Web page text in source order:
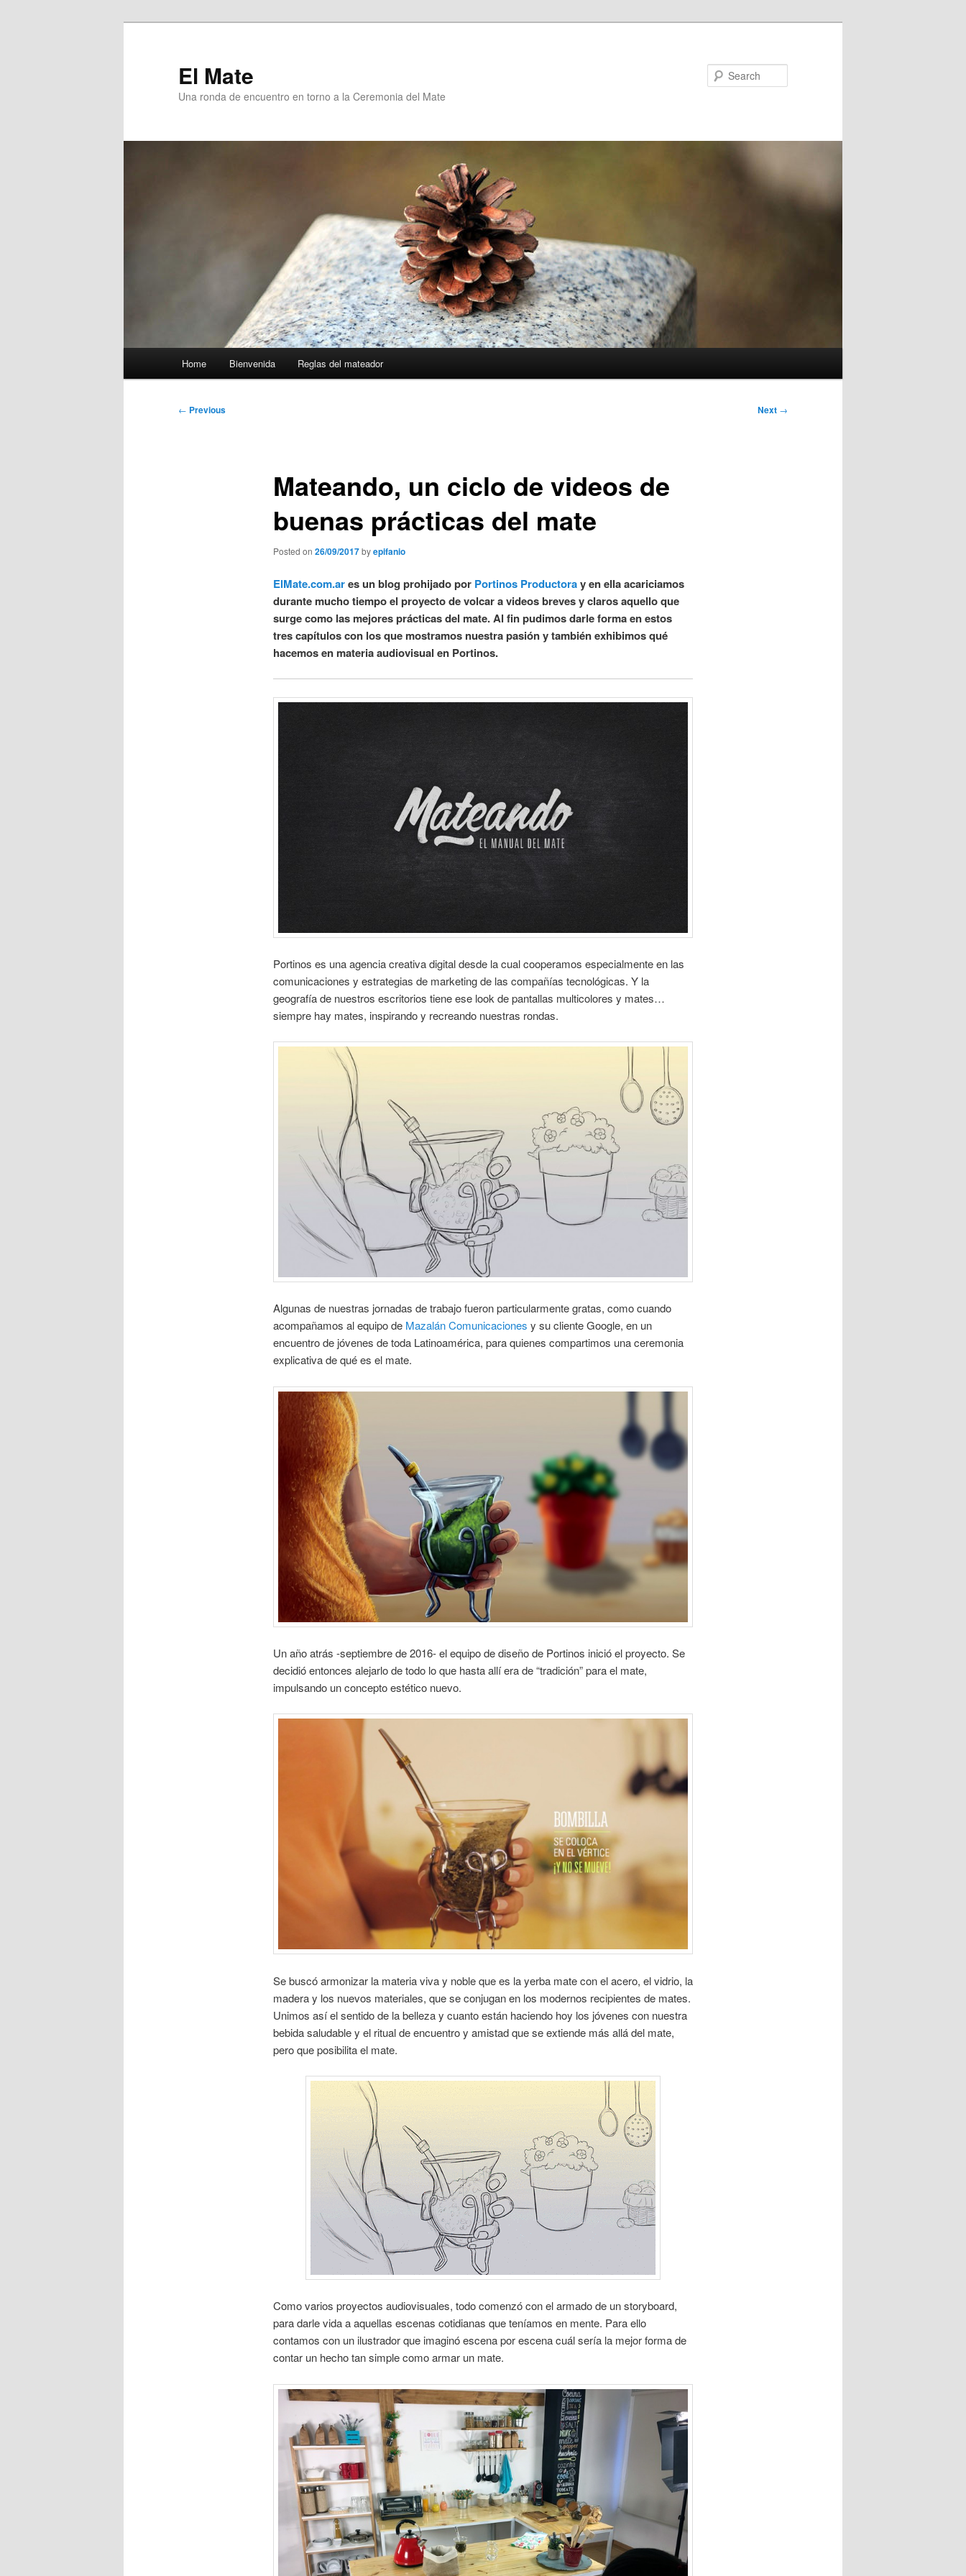
El Mate
Una ronda de encuentro en torno a la Ceremonia del Mate
Home Bienvenida Reglas del mateador
Post
← Previous Next →
Mateando, un ciclo de videos de
buenas prácticas del mate
Posted on 26/09/2017byepifanio
ElMate.com.ares un blog prohijado por Portinos Productoray en ella acariciamos
durante mucho tiempo el proyecto de volcar a videos breves y claros aquello que
surge como las mejores prácticas del mate. Al fin pudimos darle forma en estos
tres capítulos con los que mostramos nuestra pasión y también exhibimos qué
hacemos en materia audiovisual en Portinos.
Portinos es una agencia creativa digital desde la cual cooperamos especialmente en las
comunicaciones y estrategias de marketing de las compañías tecnológicas. Y la
geografía de nuestros escritorios tiene ese look de pantallas multicolores y mates…
siempre hay mates, inspirando y recreando nuestras rondas.
Algunas de nuestras jornadas de trabajo fueron particularmente gratas, como cuando
acompañamos al equipo de Mazalán Comunicaciones y su cliente Google, en un
encuentro de jóvenes de toda Latinoamérica, para quienes compartimos una ceremonia
explicativa de qué es el mate.
Un año atrás -septiembre de 2016- el equipo de diseño de Portinos inició el proyecto. Se
decidió entonces alejarlo de todo lo que hasta allí era de “tradición” para el mate,
impulsando un concepto estético nuevo.
Se buscó armonizar la materia viva y noble que es la yerba mate con el acero, el vidrio, la
madera y los nuevos materiales, que se conjugan en los modernos recipientes de mates.
Unimos así el sentido de la belleza y cuanto están haciendo hoy los jóvenes con nuestra
bebida saludable y el ritual de encuentro y amistad que se extiende más allá del mate,
pero que posibilita el mate.
Como varios proyectos audiovisuales, todo comenzó con el armado de un storyboard,
para darle vida a aquellas escenas cotidianas que teníamos en mente. Para ello
contamos con un ilustrador que imaginó escena por escena cuál sería la mejor forma de
contar un hecho tan simple como armar un mate.